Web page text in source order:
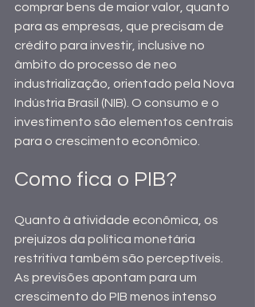
comprar bens de maior valor, quanto
para as empresas, que precisam de
crédito para investir, inclusive no
âmbito do processo de neo
industrialização, orientado pela Nova
Indústria Brasil (NIB). O consumo e o
investimento são elementos centrais
para o crescimento econômico.
Como fica o PIB?
Quanto à atividade econômica, os
prejuízos da política monetária
restritiva também são perceptíveis.
As previsões apontam para um
crescimento do PIB menos intenso